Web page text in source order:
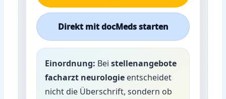
Direkt mit docMeds starten
Einordnung: Beistellenangebote
facharzt neurologie entscheidet
nicht die Überschrift, sondern ob